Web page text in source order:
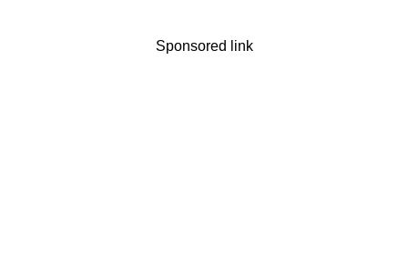
Sponsored link